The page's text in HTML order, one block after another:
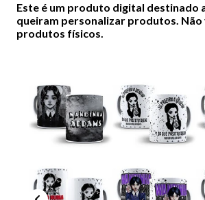
Este é um produto digital destinado
queiram personalizar produtos. Não
produtos físicos.